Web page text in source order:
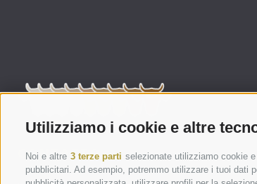
Utilizziamo i cookie e altre
Noi e altre 3 terze parti selezionate utilizziamo cookie
pubblicitari. Ad esempio, potremmo utilizzare i tuoi dati
CONTATTO